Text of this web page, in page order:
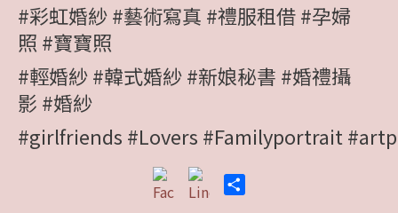
#彩虹婚紗#藝術寫真 #禮服租借#孕婦
照 #寶寶照
#輕婚紗#韓式婚紗#新娘秘書 #婚禮攝
影 #婚紗
#girlfriends #Lovers #Familyportrait